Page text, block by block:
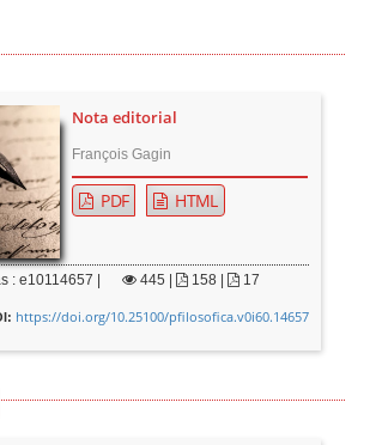
Nota editorial
François Gagin
PDF HTML
: e10114657 | 445 158 | 17
https://doi.org/10.25100/pfilosofica.v0i60.14657